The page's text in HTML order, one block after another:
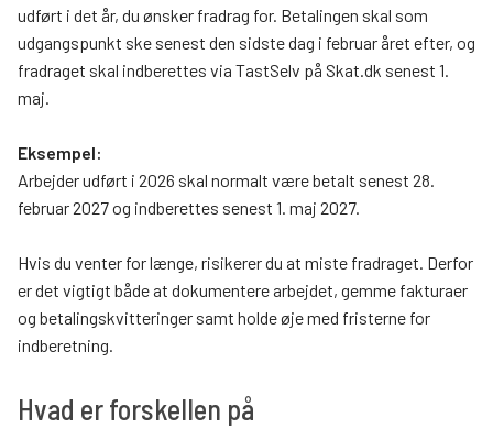
udført i det år, du ønsker fradrag for. Betalingen skal som
udgangspunkt ske senest den sidste dag i februar året efter, og
fradraget skal indberettes via TastSelv på Skat.dk senest 1.
maj.
Eksempel:
Arbejder udført i 2026 skal normalt være betalt senest 28.
februar 2027 og indberettes senest 1. maj 2027.
Hvis du venter for længe, risikerer du at miste fradraget. Derfor
er det vigtigt både at dokumentere arbejdet, gemme fakturaer
og betalingskvitteringer samt holde øje med fristerne for
indberetning.
Hvad er forskellen på